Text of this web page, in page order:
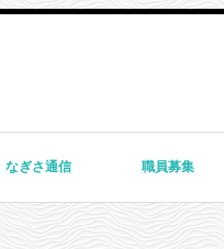
なぎさ通信 職員募集